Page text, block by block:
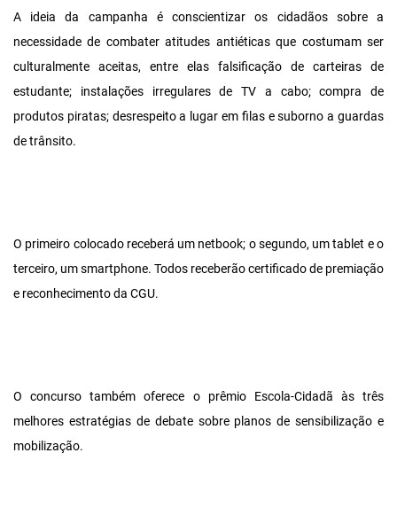
A ideia da campanha é conscientizar os cidadãos sobre a
necessidade de combater atitudes antiéticas que costumam ser
culturalmente aceitas, entre elas falsificação de carteiras de
estudante; instalações irregulares de TV a cabo; compra de
produtos piratas; desrespeito a lugar em filas e suborno a guardas
de trânsito.
O primeiro colocado receberá um netbook; o segundo, um tablet e o
terceiro, um smartphone. Todos receberão certificado de premiação
e reconhecimento da CGU.
O concurso também oferece o prêmio Escola-Cidadã às três
melhores estratégias de debate sobre planos de sensibilização e
mobilização.